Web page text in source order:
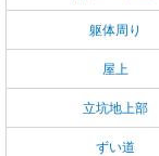
躯体周り
屋上
立坑地上部
ずい道